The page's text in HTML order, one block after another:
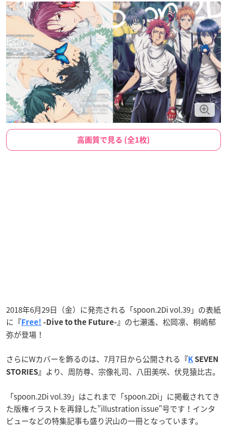
高画質で見る (全1枚)
2018年6月29日（金）に発売される「spoon.2Di vol.39」の表紙
に 『Free! -Dive to the Future-』 の七瀬遙、松岡凛、桐嶋郁
弥が登場！
さらにWカバーを飾るのは、7月7日から公開される 『K SEVEN
STORIES』
より、周防尊、宗像礼司、八田美咲、伏見猿比古。
「spoon.2Di vol.39」はこれまで「spoon.2Di」に掲載されてき
た版権イラストを再録した”illustration issue”号です！インタ
ビューなどの特集記事も盛り沢山の一冊となっています。